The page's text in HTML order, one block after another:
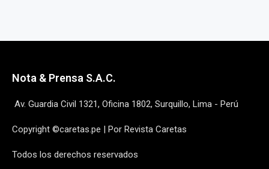
Nota & Prensa S.A.C.
Av. Guardia Civil 1321, Oficina 1802, Surquillo, Lima - Perú
Copyright ©caretas.pe | Por Revista Caretas
Todos los derechos reservados